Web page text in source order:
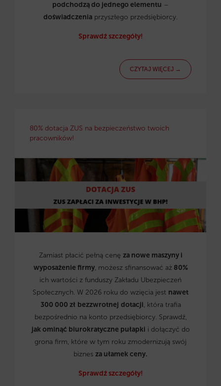
podchodzą do jednego elementu –
doświadczenia przyszłego przedsiębiorcy.
Sprawdź szczegóły!
CZYTAJ WIĘCEJ →
80% dotacja ZUS na bezpieczeństwo twoich
pracowników!
Zamiast płacić pełną cenę za nowe maszyny i
wyposażenie firmy, możesz sfinansować aż80%
ich wartości z funduszy Zakładu Ubezpieczeń
Społecznych. W 2026 roku do wzięcia jest nawet
300 000 zł bezzwrotnej dotacji, która trafia
bezpośrednio na konto przedsiębiorcy. Sprawdź,
jak ominąć biurokratyczne pułapki i dołączyć do
grona firm, które w tym roku zmodernizują swój
biznes za ułamek ceny.
Sprawdź szczegóły!